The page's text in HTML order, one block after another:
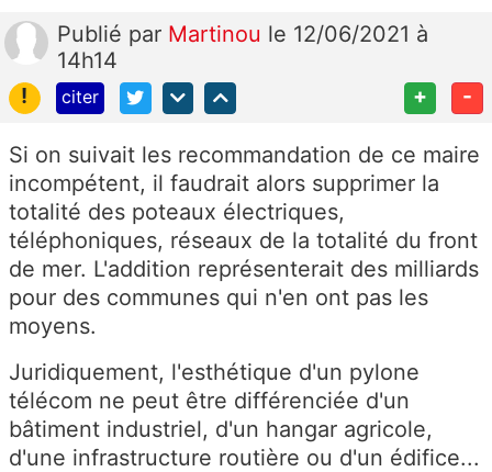
Publié par Martinou le 12/06/2021 à
14h14
!
citer + -
Si on suivait les recommandation de ce maire
incompétent, il faudrait alors supprimer la
totalité des poteaux électriques,
téléphoniques, réseaux de la totalité du front
de mer. L'addition représenterait des milliards
pour des communes qui n'en ont pas les
moyens.
Juridiquement, l'esthétique d'un pylone
télécom ne peut être différenciée d'un
bâtiment industriel, d'un hangar agricole,
d'une infrastructure routière ou d'un édifice...